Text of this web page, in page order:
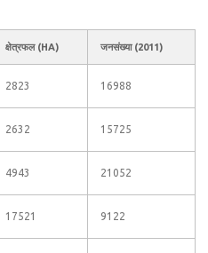
क्षेत्रफल (HA) जनसंख्या (2011)
2823 16988
2632 15725
4943 21052
17521 9122